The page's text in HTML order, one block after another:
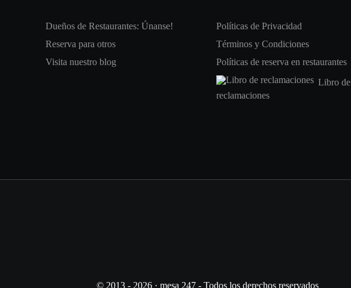
Dueños de Restaurantes: Únanse!
Reserva para otros
Visita nuestro blog
Políticas de Privacidad
Términos y Condiciones
Políticas de reserva en restaurantes
Libro de
reclamaciones
© 2013 - 2026 · mesa 247 - Todos los derechos reservados